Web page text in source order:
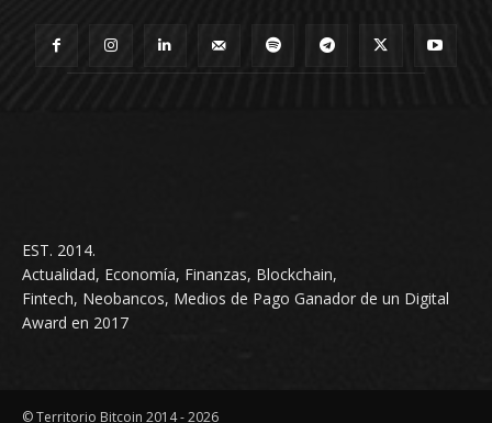
EST. 2014.
Actualidad, Economía, Finanzas, Blockchain,
Fintech, Neobancos, Medios de Pago Ganador de un Digital
Award en 2017
© Territorio Bitcoin 2014 - 2026